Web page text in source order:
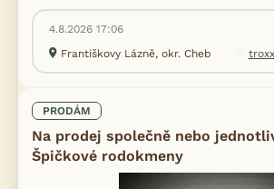
4.8.2026 17:06
Františkovy Lázně, okr. Cheb
PRODÁM
Na prodej společně nebo
Špičkové rodokmeny